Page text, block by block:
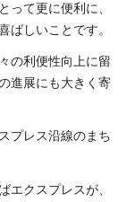
って更に便利に、
ばしいことです。
の利便性向上に留
進展にも大きく寄
プレス沿線のまち
エクスプレスが、